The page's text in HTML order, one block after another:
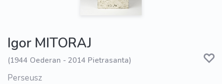
Igor MITORAJ
(1944 Oederan - 2014 Pietrasanta)
Perseusz